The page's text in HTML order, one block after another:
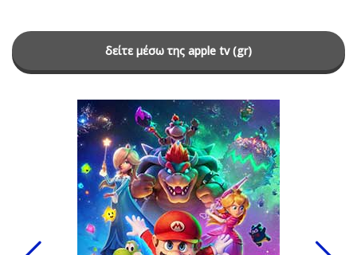
δείτε μέσω της apple tv (gr)